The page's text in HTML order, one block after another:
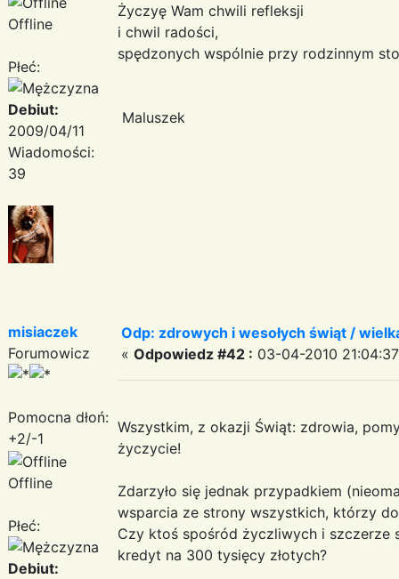
Offline
Płeć:
Debiut:
2009/04/11
Wiadomości:
39
Życzyę Wam chwili refleksji
i chwil radości,
spędzonych wspólnie przy rodzinnym
Maluszek
misiaczek
Forumowicz
Pomocna dłoń:
+2/-1
Offline
Płeć:
Debiut:
Odp: zdrowych i wesołych świąt /
« Odpowiedz #42 : 03-04-2010
Wszystkim, z okazji Świąt: zdrowia,
życzycie!
Zdarzyło się jednak przypadkiem
wsparcia ze strony wszystkich, którzy
Czy ktoś spośród życzliwych i szczerze
kredyt na 300 tysięcy złotych?